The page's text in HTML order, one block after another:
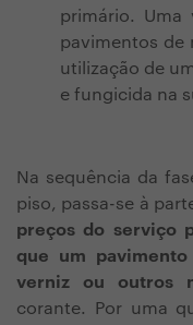
primário.
pavimentos de
utilização de
e fungicida na
Na sequência da
piso, passa-se à
preços do serviço
que um
verniz ou outros
corante. Por uma